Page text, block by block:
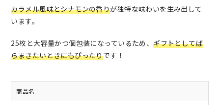
カラメル風味とシナモンの香りが独特な味わいを生み出して
います。
25枚と大容量かつ個包装になっているため、ギフトとしてば
らまきたいときにもぴったりです！
商品名